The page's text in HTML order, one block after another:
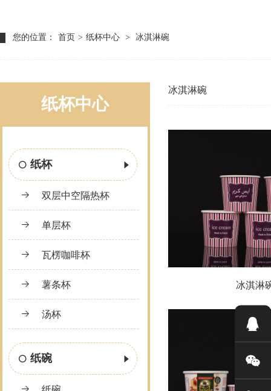
您的位置： 首页 > 纸杯中心 > 冰淇淋碗
纸杯中心
纸杯
双层中空隔热杯
单层杯
瓦楞咖啡杯
薯条杯
汤杯
纸碗
冰淇淋碗
冰淇淋